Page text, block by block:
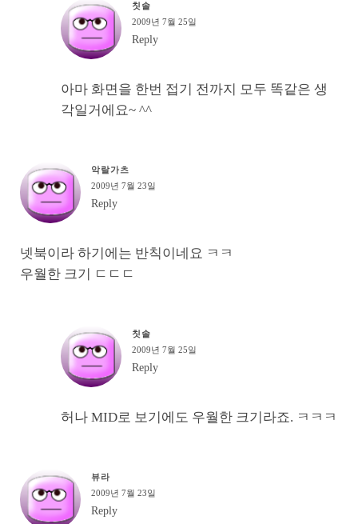
칫솔
2009년 7월 25일
Reply
아마 화면을 한번 접기 전까지 모두 똑같은 생
각일거에요~ ^^
악랄가츠
2009년 7월 23일
Reply
넷북이라 하기에는 반칙이네요 ㅋㅋ
우월한 크기 ㄷㄷㄷ
칫솔
2009년 7월 25일
Reply
허나 MID로 보기에도 우월한 크기라죠. ㅋㅋㅋ
뷰라
2009년 7월 23일
Reply